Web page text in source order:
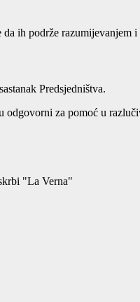
ih podrže razumijevanjem
Predsjedništva.
za pomoć u
"La Verna"